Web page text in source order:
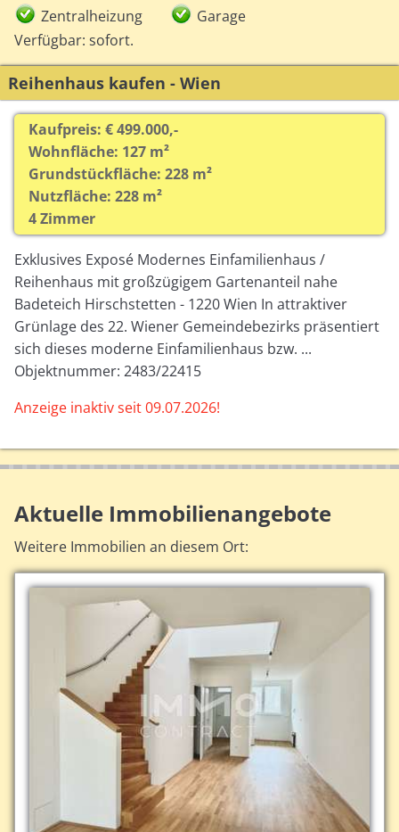
Zentralheizung
Garage
Verfügbar: sofort.
Reihenhaus kaufen - Wien
Kaufpreis: € 499.000,-
Wohnfläche: 127 m²
Grundstückfläche: 228 m²
Nutzfläche: 228 m²
4 Zimmer
Exklusives Exposé Modernes Einfamilienhaus /
Reihenhaus mit großzügigem Gartenanteil nahe
Badeteich Hirschstetten - 1220 Wien In attraktiver
Grünlage des 22. Wiener Gemeindebezirks präsentiert
sich dieses moderne Einfamilienhaus bzw. ...
Objektnummer: 2483/22415
Anzeige inaktiv seit 09.07.2026!
Aktuelle Immobilienangebote
Weitere Immobilien an diesem Ort: